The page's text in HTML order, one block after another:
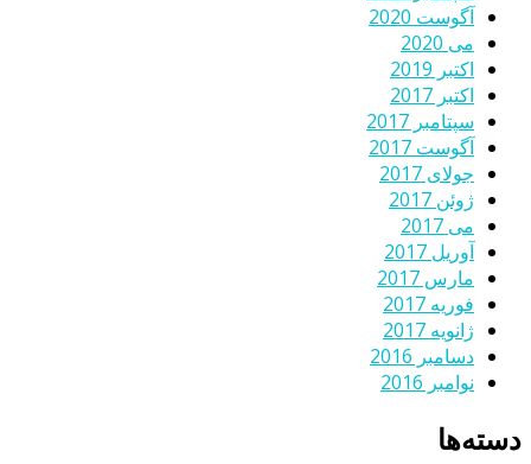
آگوست 2020
می 2020
اکتبر 2019
اکتبر 2017
سپتامبر 2017
آگوست 2017
جولای 2017
ژوئن 2017
می 2017
آوریل 2017
مارس 2017
فوریه 2017
ژانویه 2017
دسامبر 2016
نوامبر 2016
دسته‌ها